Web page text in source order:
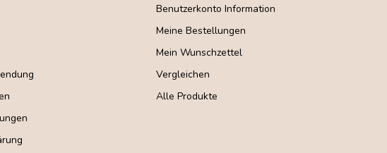
Benutzerkonto Information
Meine Bestellungen
Mein Wunschzettel
Vergleichen
Alle Produkte